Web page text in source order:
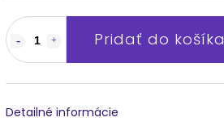
Pridať do košíka
Detailné informácie